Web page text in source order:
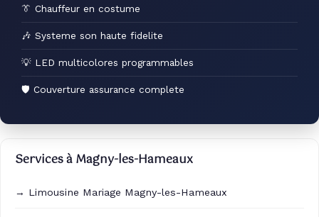
👔 Chauffeur en costume
🎶 Systeme son haute fidelite
💡 LED multicolores programmables
🛡 Couverture assurance complete
Services à Magny-les-Hameaux
→ Limousine Mariage Magny-les-Hameaux